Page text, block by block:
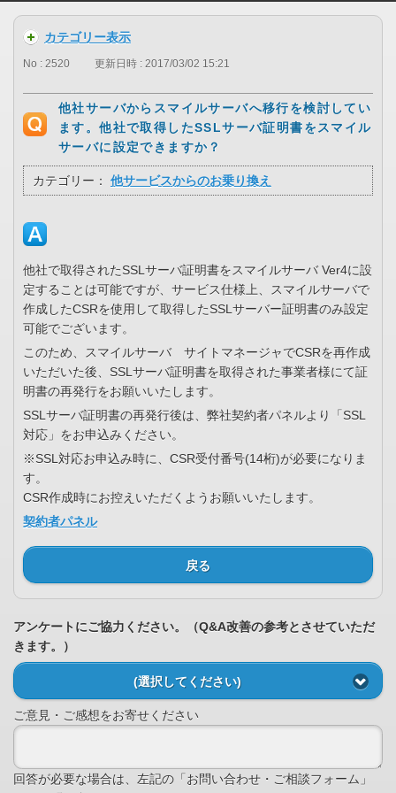
カテゴリー表示
No : 2520 更新日時 : 2017/03/02 15:21
他社サーバからスマイルサーバへ移行を検討してい
ます。他社で取得したSSLサーバ証明書をスマイル
サーバに設定できますか？
カテゴリー： 他サービスからのお乗り換え
他社で取得されたSSLサーバ証明書をスマイルサーバ Ver4に設
定することは可能ですが、サービス仕様上、スマイルサーバで
作成したCSRを使用して取得したSSLサーバー証明書のみ設定
可能でございます。
このため、スマイルサーバ サイトマネージャでCSRを再作成
いただいた後、SSLサーバ証明書を取得された事業者様にて証
明書の再発行をお願いいたします。
SSLサーバ証明書の再発行後は、弊社契約者パネルより「SSL
対応」をお申込みください。
※SSL対応お申込み時に、CSR受付番号(14桁)が必要になりま
す。
CSR作成時にお控えいただくようお願いいたします。
契約者パネル
戻る
アンケートにご協力ください。（Q&A改善の参考とさせていただ
きます。）
(選択してください)
ご意見・ご感想をお寄せください
回答が必要な場合は、左記の「お問い合わせ・ご相談フォーム」